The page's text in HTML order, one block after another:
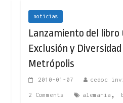
noticias
Lanzamiento del libro
Exclusión y
Metrópolis
2010-01-07 cedoc
2 Comments alemania ,